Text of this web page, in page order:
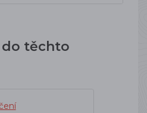
těchto